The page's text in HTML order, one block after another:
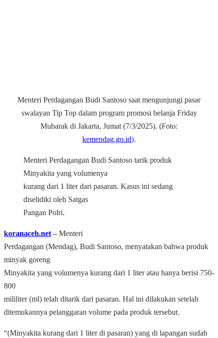
Menteri Perdagangan Budi Santoso saat mengunjungi pasar
swalayan Tip Top dalam program promosi belanja Friday
Mubarak di Jakarta, Jumat (7/3/2025). (Foto:
kemendag.go.id).
Menteri Perdagangan Budi Santoso tarik produk
Minyakita yang volumenya
kurang dari 1 liter dari pasaran. Kasus ini sedang
diselidiki oleh Satgas
Pangan Polri.
koranaceh.net – Menteri
Perdagangan (Mendag), Budi Santoso, menyatakan bahwa produk
minyak goreng
Minyakita yang volumenya kurang dari 1 liter atau hanya berisi 750-
800
mililiter (ml) telah ditarik dari pasaran. Hal ini dilakukan setelah
ditemukannya pelanggaran volume pada produk tersebut.
“(Minyakita kurang dari 1 liter di pasaran) yang di lapangan sudah